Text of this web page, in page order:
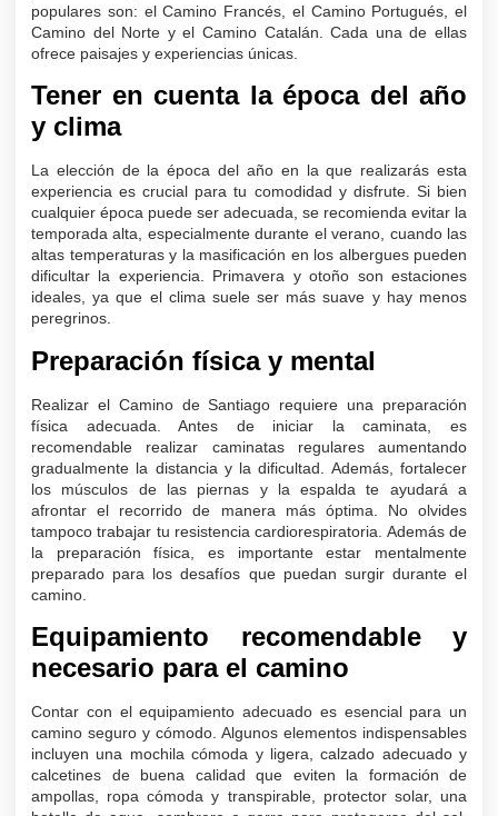
populares son: el Camino Francés, el Camino Portugués, el
Camino del Norte y el Camino Catalán. Cada una de ellas
ofrece paisajes y experiencias únicas.
Tener en cuenta la época del año
y clima
La elección de la época del año en la que realizarás esta
experiencia es crucial para tu comodidad y disfrute. Si bien
cualquier época puede ser adecuada, se recomienda evitar la
temporada alta, especialmente durante el verano, cuando las
altas temperaturas y la masificación en los albergues pueden
dificultar la experiencia. Primavera y otoño son estaciones
ideales, ya que el clima suele ser más suave y hay menos
peregrinos.
Preparación física y mental
Realizar el Camino de Santiago requiere una preparación
física adecuada. Antes de iniciar la caminata, es
recomendable realizar caminatas regulares aumentando
gradualmente la distancia y la dificultad. Además, fortalecer
los músculos de las piernas y la espalda te ayudará a
afrontar el recorrido de manera más óptima. No olvides
tampoco trabajar tu resistencia cardiorespiratoria. Además de
la preparación física, es importante estar mentalmente
preparado para los desafíos que puedan surgir durante el
camino.
Equipamiento recomendable y
necesario para el camino
Contar con el equipamiento adecuado es esencial para un
camino seguro y cómodo. Algunos elementos indispensables
incluyen una mochila cómoda y ligera, calzado adecuado y
calcetines de buena calidad que eviten la formación de
ampollas, ropa cómoda y transpirable, protector solar, una